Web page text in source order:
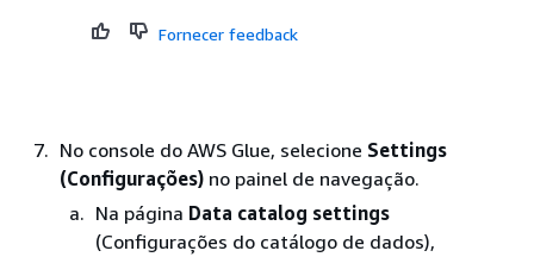
Fornecer feedback
No console do AWS Glue, selecione Settings
(Configurações) no painel de navegação.
Na página Data catalog settings
(Configurações do catálogo de dados),